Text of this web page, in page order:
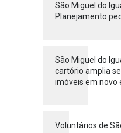
São Miguel do
Planejamento
São Miguel do
cartório amplia
imóveis em novo
Voluntários de